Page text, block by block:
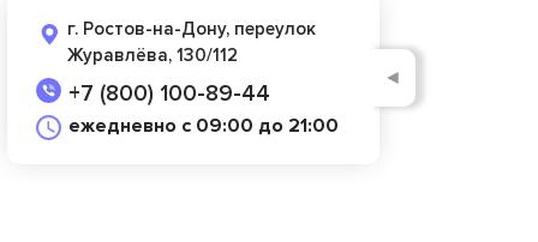
г. Ростов-на-Дону, переулок
Журавлёва, 130/112
+7 (800) 100-89-44
ежедневно с 09:00 до 21:00
◄